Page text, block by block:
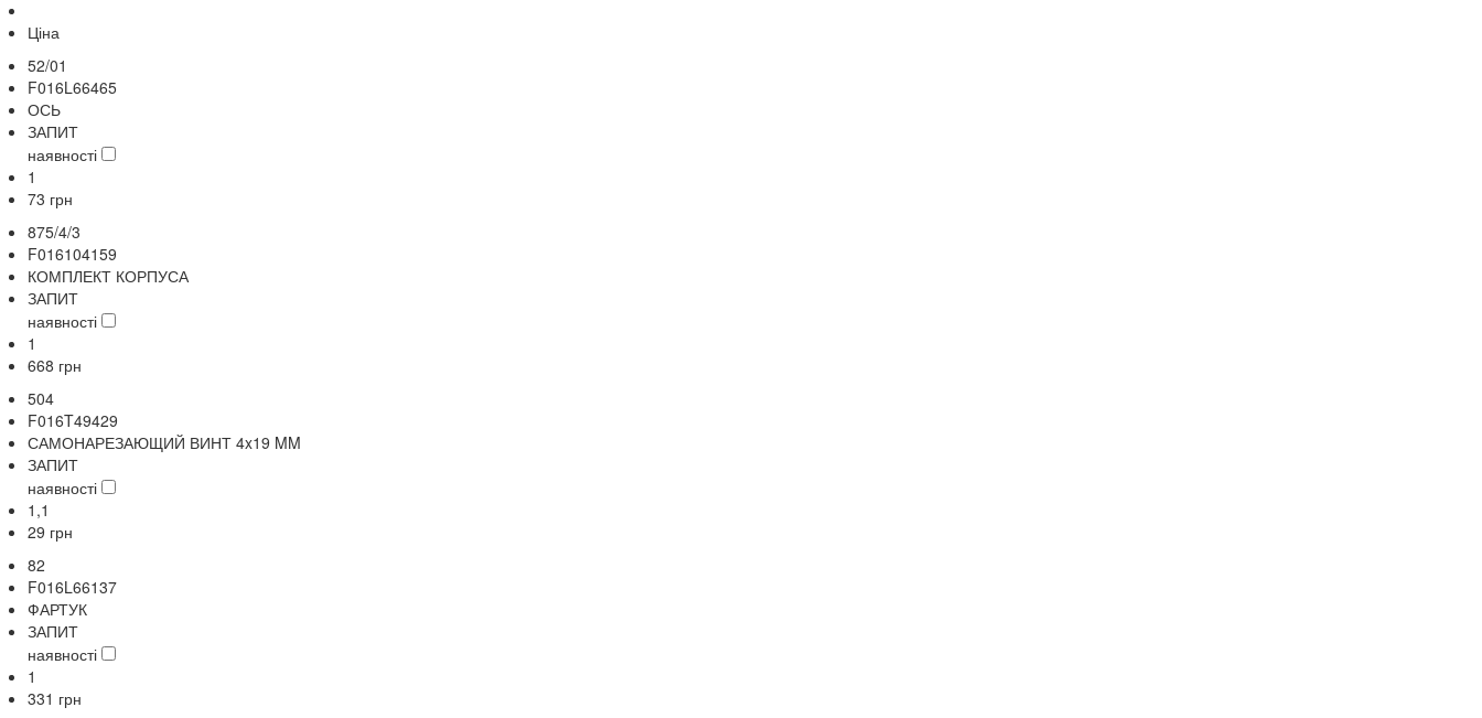
Ціна
52/01
F016L66465
ОСЬ
ЗАПИТ
наявності
1
73 грн
875/4/3
F016104159
КОМПЛЕКТ КОРПУСА
ЗАПИТ
наявності
1
668 грн
504
F016T49429
САМОНАРЕЗАЮЩИЙ ВИНТ 4x19 MM
ЗАПИТ
наявності
1,1
29 грн
82
F016L66137
ФАРТУК
ЗАПИТ
наявності
1
331 грн